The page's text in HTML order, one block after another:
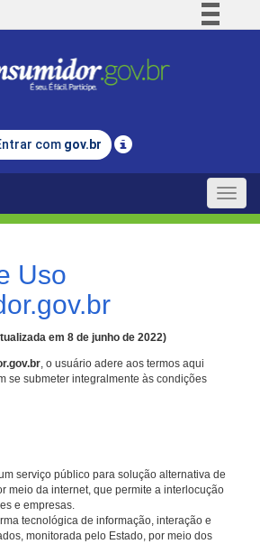
Comunica BR
Legislação
com gov.br
Toggle
Uso
em 8 de junho de 2022)
, o usuário adere aos termos aqui
se submeter integralmente às condições
serviço público para solução alternativa de
meio da internet, que permite a interlocução
e empresas.
tecnológica de informação, interação e
monitorada pelo Estado, por meio dos